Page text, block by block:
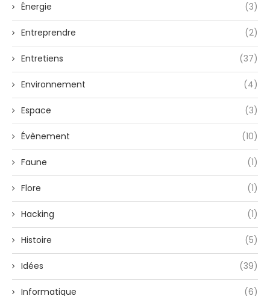
Énergie (3)
Entreprendre (2)
Entretiens (37)
Environnement (4)
Espace (3)
Évènement (10)
Faune (1)
Flore (1)
Hacking (1)
Histoire (5)
Idées (39)
Informatique (6)